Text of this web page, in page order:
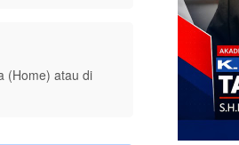
(Home) atau di